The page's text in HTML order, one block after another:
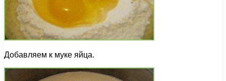
Добавляем к муке яйца.